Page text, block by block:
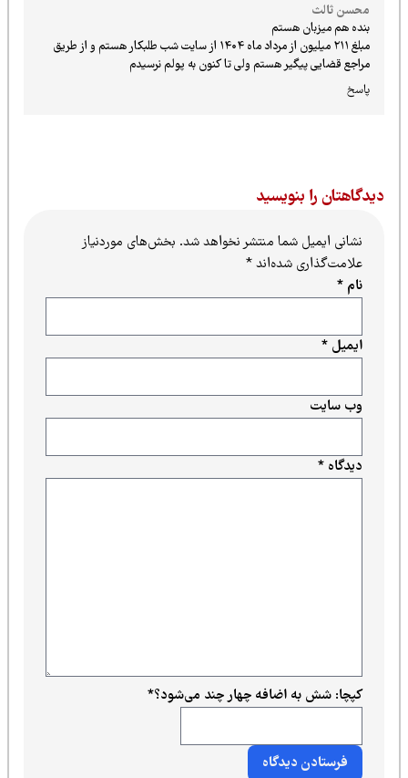
محسن ثالث
بنده هم میزبان هستم
مبلغ ۲۱۱ میلیون از مرداد ماه ۱۴۰۴ از سایت شب طلبکار هستم و از طریق
مراجع قضایی پیگیر هستم ولی تا کنون به پولم نرسیدم
را بنویسید
نشانی ایمیل شما منتشر نخواهد شد.بخش‌های موردنیاز
علامت‌گذاری شده‌اند*
دیدگاه*
ایمیل*
وب‌ سایت
کپچا: شش به اضافه چهار چند می‌شود؟*